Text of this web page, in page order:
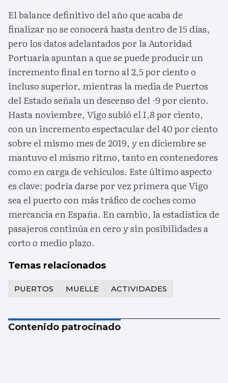
El balance definitivo del año que acaba de
finalizar no se conocerá hasta dentro de 15 días,
pero los datos adelantados por la Autoridad
Portuaria apuntan a que se puede producir un
incremento final en torno al 2,5 por ciento o
incluso superior, mientras la media de Puertos
del Estado señala un descenso del -9 por ciento.
Hasta noviembre, Vigo subió el 1,8 por ciento,
con un incremento espectacular del 40 por ciento
sobre el mismo mes de 2019, y en diciembre se
mantuvo el mismo ritmo, tanto en contenedores
como en carga de vehículos. Este último aspecto
es clave: podría darse por vez primera que Vigo
sea el puerto con más tráfico de coches como
mercancía en España. En cambio, la estadística de
pasajeros continúa en cero y sin posibilidades a
corto o medio plazo.
Temas relacionados
PUERTOS MUELLE ACTIVIDADES
Contenido patrocinado